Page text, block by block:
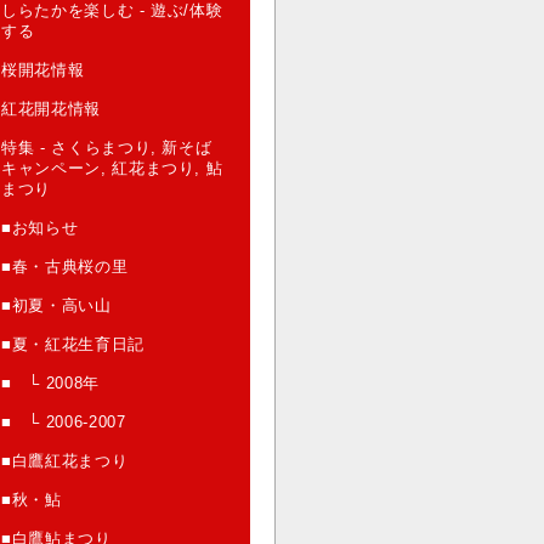
しらたかを楽しむ - 遊ぶ/体験
する
桜開花情報
紅花開花情報
特集 - さくらまつり, 新そば
キャンペーン, 紅花まつり, 鮎
まつり
■お知らせ
■春・古典桜の里
■初夏・高い山
■夏・紅花生育日記
■ └ 2008年
■ └ 2006-2007
■白鷹紅花まつり
■秋・鮎
■白鷹鮎まつり